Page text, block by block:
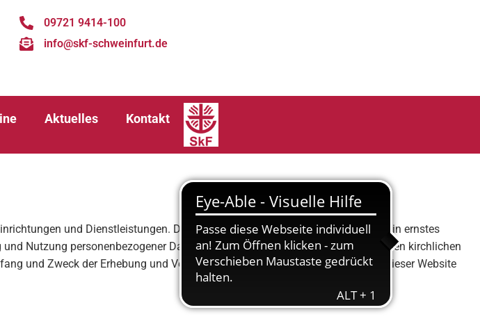
09721 9414-100
info@skf-schweinfurt.de
Aktuelles Kontakt
und Dienstleistungen. Der Schutz Ihrer persönlichen Daten ist uns ein ernstes
Nutzung personenbezogener Daten die Bestimmungen des Gesetzes über den kirchlichen
und Zweck der Erhebung und Verwendung personenbezogener Daten auf dieser Website